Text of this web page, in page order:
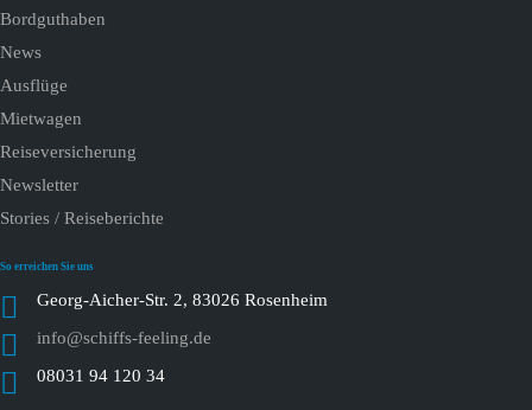
Bordguthaben
News
Ausflüge
Mietwagen
Reiseversicherung
Newsletter
Stories / Reiseberichte
So erreichen Sie uns
Georg-Aicher-Str. 2, 83026 Rosenheim
info@schiffs-feeling.de
08031 94 120 34